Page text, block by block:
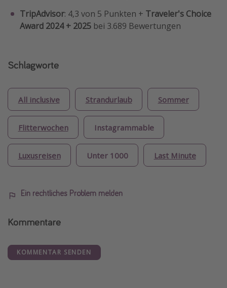
TripAdvisor: 4,3 von 5 Punkten + Traveler's Choice
Award 2024 + 2025 bei 3.689 Bewertungen
Schlagworte
All inclusive Strandurlaub Sommer
Flitterwochen Instagrammable
Luxusreisen Unter 1000 Last Minute
Ein rechtliches Problem melden
Kommentare
KOMMENTAR SENDEN